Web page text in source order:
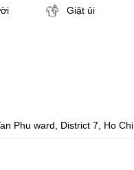
Giặt ủi
Phu ward, District 7, Ho